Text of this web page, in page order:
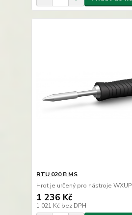
RTU 020 B MS
Hrot je určený pro nástroje WXUP
1 236 Kč
1 021 Kč bez DPH